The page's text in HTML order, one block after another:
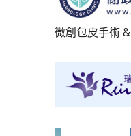
微創包皮手術&